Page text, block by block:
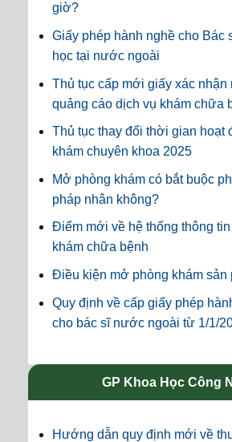
giờ?
Giấy phép hành nghề cho Bác
học tại nước ngoài
Thủ tục cấp mới giấy xác nhận
quảng cáo dịch vụ khám chữa
Thủ tục thay đổi thời gian hoạt
khám chuyên khoa 2025
Mở phòng khám có bắt buộc
pháp nhân không?
Điểm mới về hệ thống thông
khám chữa bệnh
Điều kiện mở phòng khám sản
Quy định về cấp giấy phép
cho bác sĩ nước ngoài từ 1/1/
GP Khoa Học Công
Hướng dẫn quy định mới về